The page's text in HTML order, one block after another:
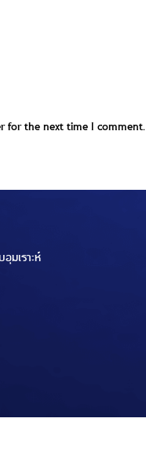
for the next time I comment.
มเราะห์